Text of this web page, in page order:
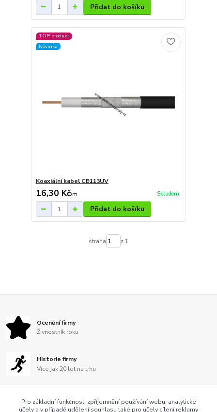
Přidat do košíku
TOP produkt
Novinka
Koaxiální kabel CB113UV
16,30 Kč/m Skladem
Přidat do košíku
strana z 1
Ocenění firmy
Živnostník roku
Historie firmy
Více jak 20 let na trhu
S námi se bát nemusíte
Pro základní funkčnost, zpříjemnění používání webu, analytické
účely a v případě udělení souhlasu také pro účely cílení reklamy